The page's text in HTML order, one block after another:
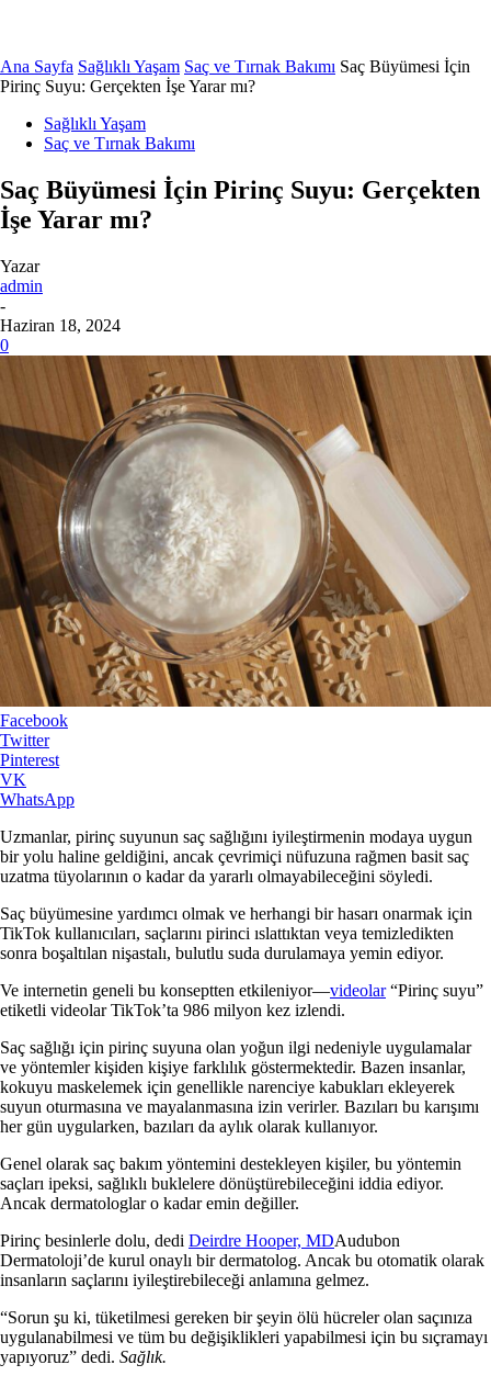
Ana Sayfa Sağlıklı Yaşam Saç ve Tırnak Bakımı Saç Büyümesi İçin
Pirinç Suyu: Gerçekten İşe Yarar mı?
Sağlıklı Yaşam
Saç ve Tırnak Bakımı
Saç Büyümesi İçin Pirinç Suyu: Gerçekten
İşe Yarar mı?
Yazar
admin
-
Haziran 18, 2024
0
Facebook
Twitter
Pinterest
VK
WhatsApp
Uzmanlar, pirinç suyunun saç sağlığını iyileştirmenin modaya uygun
bir yolu haline geldiğini, ancak çevrimiçi nüfuzuna rağmen basit saç
uzatma tüyolarının o kadar da yararlı olmayabileceğini söyledi.
Saç büyümesine yardımcı olmak ve herhangi bir hasarı onarmak için
TikTok kullanıcıları, saçlarını pirinci ıslattıktan veya temizledikten
sonra boşaltılan nişastalı, bulutlu suda durulamaya yemin ediyor.
Ve internetin geneli bu konseptten etkileniyor—videolar“Pirinç suyu”
etiketli videolar TikTok’ta 986 milyon kez izlendi.
Saç sağlığı için pirinç suyuna olan yoğun ilgi nedeniyle uygulamalar
ve yöntemler kişiden kişiye farklılık göstermektedir. Bazen insanlar,
kokuyu maskelemek için genellikle narenciye kabukları ekleyerek
suyun oturmasına ve mayalanmasına izin verirler. Bazıları bu karışımı
her gün uygularken, bazıları da aylık olarak kullanıyor.
Genel olarak saç bakım yöntemini destekleyen kişiler, bu yöntemin
saçları ipeksi, sağlıklı buklelere dönüştürebileceğini iddia ediyor.
Ancak dermatologlar o kadar emin değiller.
Pirinç besinlerle dolu, dedi Deirdre Hooper, MDAudubon
Dermatoloji’de kurul onaylı bir dermatolog. Ancak bu otomatik olarak
insanların saçlarını iyileştirebileceği anlamına gelmez.
“Sorun şu ki, tüketilmesi gereken bir şeyin ölü hücreler olan saçınıza
uygulanabilmesi ve tüm bu değişiklikleri yapabilmesi için bu sıçramayı
yapıyoruz” dedi. Sağlık.